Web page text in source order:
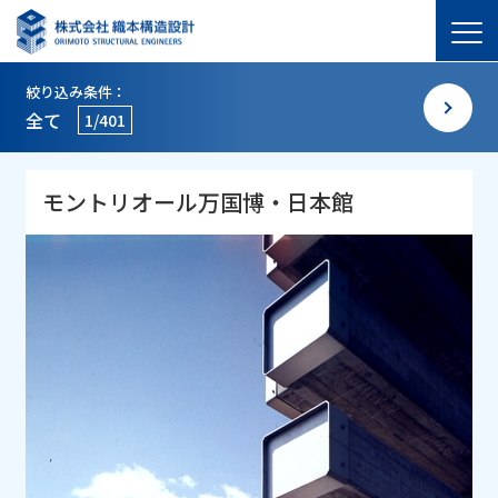
絞り込み条件：
全て 1/401
モントリオール万国博・日本館